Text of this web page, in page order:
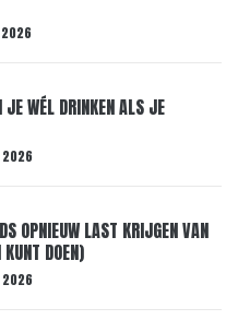
WÉL DRINKEN ALS JE
2026
OPNIEUW LAST KRIJGEN VAN
DOEN)
2026